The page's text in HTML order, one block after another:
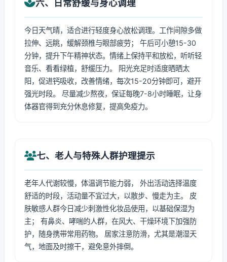
六、日常舒缓与身心调理
今日天气晴，适合进行轻度身心放松调理。工作间隙多做
拉伸、远眺，缓解颈椎与眼部疲劳； 午后可小憩15-30
分钟，提升下午精神状态。情绪上保持平和放松，听听轻
音乐、看看绿植，舒缓压力。 阳光充足时适度晒晒太
阳，促进钙吸收，改善情绪，每次15-20分钟即可，避开
强光时段。 尽量减少熬夜，保证每晚7-8小时睡眠，让身
体器官得到充分休息修复，提高免疫力。
七、老人与特殊人群护理提示
老年人代谢较慢，体温调节能力弱， 外出活动选择温度
舒适的时段，活动量不宜过大，以散步、慢走为主。 皮
肤敏感人群今日减少刺激性化妆品使用，以基础保湿为
主； 有鼻炎、哮喘的人群，在风大、干燥环境下加强防
护，随身携带常用药物。 居家注意防滑，尤其是潮湿天
气，地面及时擦干，避免意外摔倒。